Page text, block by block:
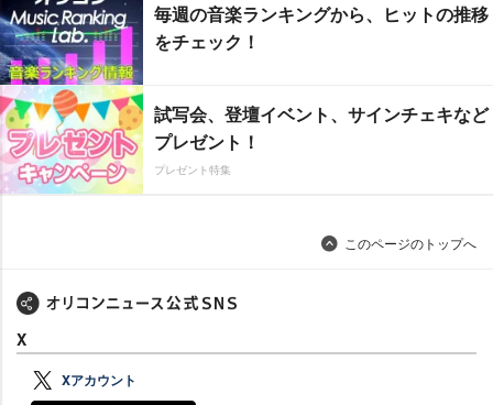
毎週の音楽ランキングから、ヒットの推移
をチェック！
試写会、登壇イベント、サインチェキなど
プレゼント！
プレゼント特集
このページのトップへ
X
Xアカウント